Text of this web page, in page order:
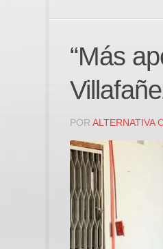
“Más
POR ALTERNATIVA